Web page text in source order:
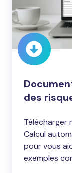
(DUERP)
des
Télécharger
Calcul
pour vous
exemples